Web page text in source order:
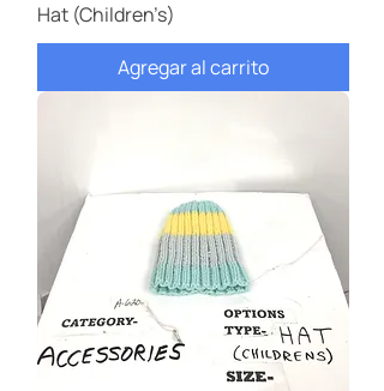
Hat (Children’s)
Agregar al carrito